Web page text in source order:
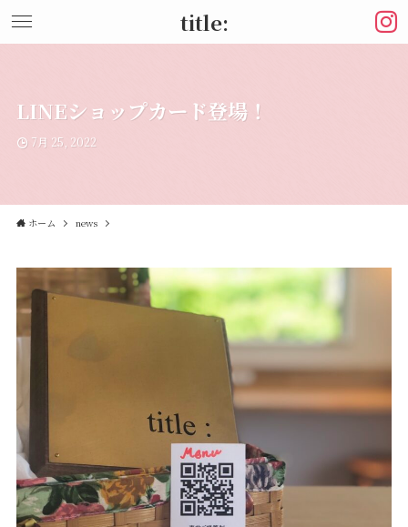
title:
LINEショップカード登場！
7月 25, 2022
ホーム news